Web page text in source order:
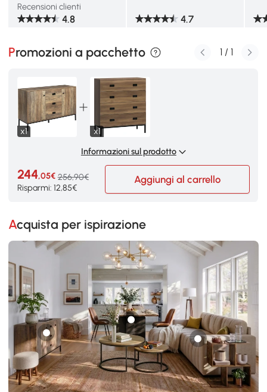
Recensioni clienti
4.8 4.7
Promozioni a pacchetto
x1
x1
Informazioni sul prodotto
244,05€ 256,90€
Risparmi: 12,85€
Aggiungi al carrello
1 / 1
Acquista per ispirazione